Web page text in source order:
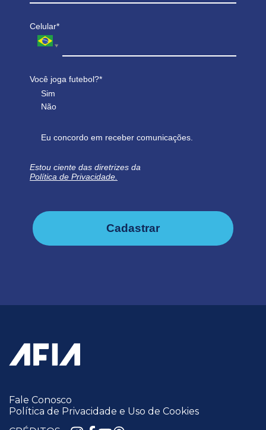
Celular*
Você joga futebol?*
Sim
Não
Eu concordo em receber comunicações.
Estou ciente das diretrizes da
Política de Privacidade.
Cadastrar
Fale Conosco
Política de Privacidade e Uso de Cookies